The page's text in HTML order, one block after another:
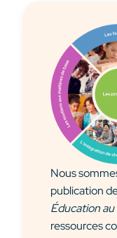
Nous
publication
Éducation
ressources